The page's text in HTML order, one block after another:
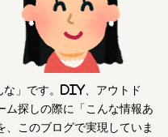
」です。DIY、アウトド
ム探しの際に「こんな情報あ
このブログで実現していま